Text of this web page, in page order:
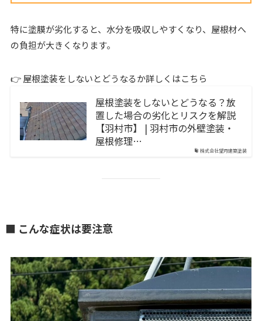
特に塗膜が劣化すると、水分を吸収しやすくなり、屋根材へ
の負担が大きくなります。
👉 屋根塗装をしないとどうなるか詳しくはこちら
株式会社望月建築塗装
屋根塗装をしないとどうなる？放
置した場合の劣化とリスクを解説
【羽村市】 | 羽村市の外壁塗装・
屋根修理…
■ こんな症状は要注意